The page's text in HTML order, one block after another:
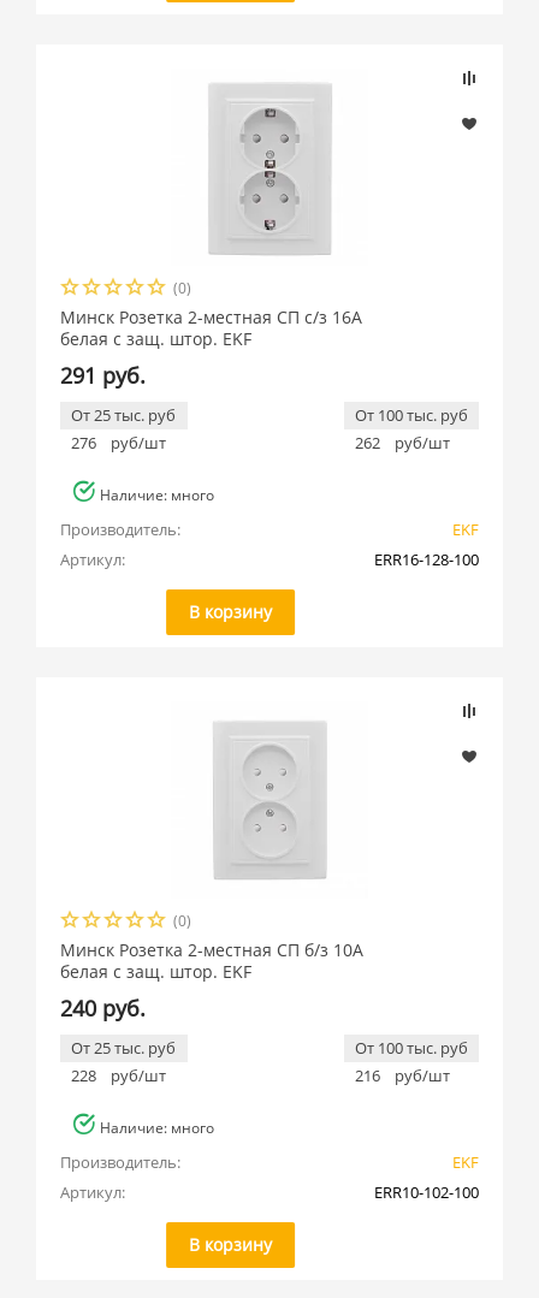
(0)
Минск Розетка 2-местная СП с/з 16А
белая с защ. штор. EKF
291 руб.
От 25 тыс. руб
276
руб/шт
От 100 тыс. руб
262
руб/шт
Наличие: много
Производитель:
EKF
Артикул:
ERR16-128-100
В корзину
(0)
Минск Розетка 2-местная СП б/з 10А
белая с защ. штор. EKF
240 руб.
От 25 тыс. руб
228
руб/шт
От 100 тыс. руб
216
руб/шт
Наличие: много
Производитель:
EKF
Артикул:
ERR10-102-100
В корзину